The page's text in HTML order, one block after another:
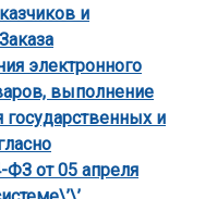
и
электронного
выполнение
государственных и
от 05 апреля